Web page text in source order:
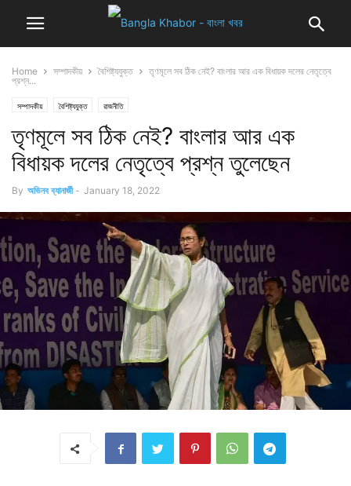
Home সম্পাদকীয় বৈশিষ্ট্যযুক্ত
তৃণমূলে সব ঠিক নেই? বাংলার আর এক বিধায়ক দলের নেতৃত্বে
প্রশ্ন...
সম্পাদকীয় বৈশিষ্ট্যযুক্ত রাজনীতি
তৃণমূলে সব ঠিক নেই? বাংলার আর এক
বিধায়ক দলের নেতৃত্বে প্রশ্ন তুলেছেন
By অভিনব ব্যানার্জী - January 18, 2022